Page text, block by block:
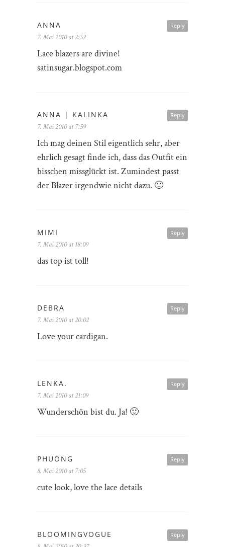
Reply
ANNA
7. Mai 2010 at 2:52
Lace blazers are divine!
satinsugar.blogspot.com
Reply
ANNA | KALINKA
7. Mai 2010 at 7:59
Ich mag deinen Stil eigentlich sehr, aber
ehrlich gesagt finde ich, dass das Outfit ein
bisschen missglückt ist. Zumindest passt
der Blazer irgendwie nicht dazu. 🙂
Reply
MIMI
7. Mai 2010 at 18:09
das top ist toll!
Reply
DEBRA
7. Mai 2010 at 20:02
Love your cardigan.
Reply
LENKA.
7. Mai 2010 at 21:09
Wunderschön bist du. Ja! 🙂
Reply
PHUONG
8. Mai 2010 at 7:05
cute look, love the lace details
Reply
BLOOMINGVOGUE